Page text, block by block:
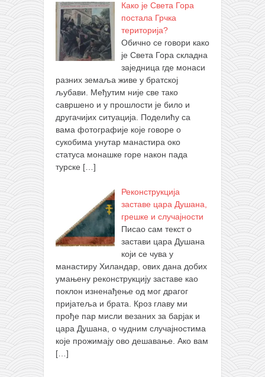
Како је Света Гора
постала Грчка
територија?
Обично се говори како
је Света Гора складна
заједница где монаси
разних земаља живе у братској
љубави. Међутим није све тако
савршено и у прошлости је било и
другачијих ситуација. Поделићу са
вама фотографије које говоре о
сукобима унутар манастира око
статуса монашке горе након пада
турске […]
Реконструкција
заставе цара Душана,
грешке и случајности
Писао сам текст о
застави цара Душана
који се чува у
манастиру Хиландар, ових дана добих
умањену реконструкцију заставе као
поклон изненађење од мог драгог
пријатеља и брата. Кроз главу ми
прође пар мисли везаних за барјак и
цара Душана, о чудним случајностима
које прожимају ово дешавање. Ако вам
[…]